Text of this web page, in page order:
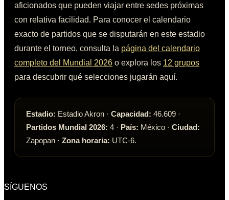
aficionados que pueden viajar entre sedes próximas
con relativa facilidad. Para conocer el calendario
exacto de partidos que se disputarán en este estadio
durante el torneo, consulta la página del calendario
completo del Mundial 2026 o explora los 12 grupos
para descubrir qué selecciones jugarán aquí.
Estadio: Estadio Akron · Capacidad: 46.609 ·
Partidos Mundial 2026: 4 · País: México · Ciudad:
Zapopan · Zona horaria: UTC-6.
SÍGUENOS